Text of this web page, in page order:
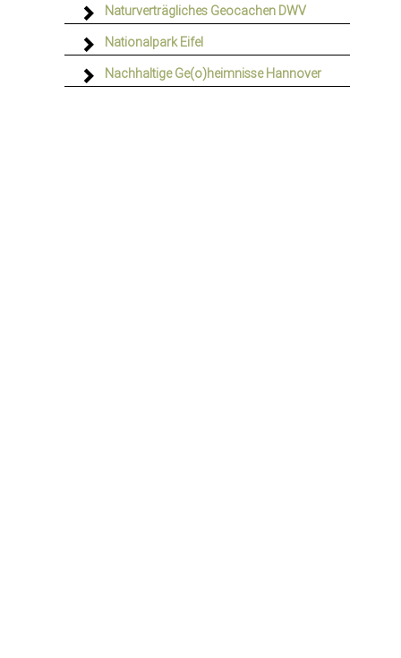
Naturverträgliches Geocachen DWV
Nationalpark Eifel
Nachhaltige Ge(o)heimnisse Hannover